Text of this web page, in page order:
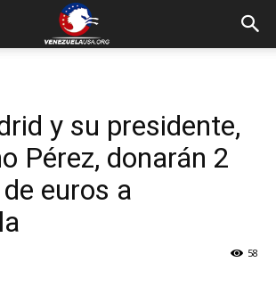
y su presidente,
Pérez, donarán 2
euros a
58